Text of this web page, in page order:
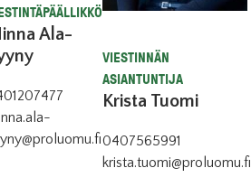
Ala-
VIESTINNÄN
ASIANTUNTIJA
Krista Tuomi
0407565991
krista.tuomi@proluomu.fi